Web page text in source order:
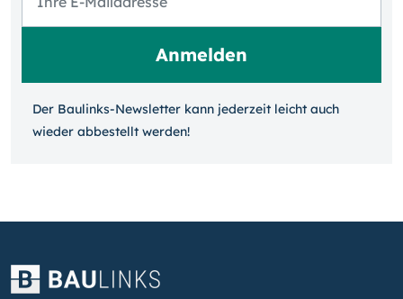
Der Baulinks-Newsletter kann jeder­zeit leicht auch
wieder ab­bestellt werden!